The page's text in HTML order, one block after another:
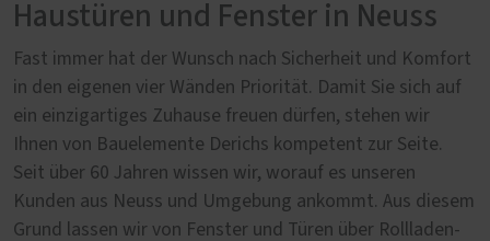
Haustüren und Fenster in Neuss
Fast immer hat der Wunsch nach Sicherheit und Komfort
in den eigenen vier Wänden Priorität. Damit Sie sich auf
ein einzigartiges Zuhause freuen dürfen, stehen wir
Ihnen von Bauelemente Derichs kompetent zur Seite.
Seit über 60 Jahren wissen wir, worauf es unseren
Kunden aus Neuss und Umgebung ankommt. Aus diesem
Grund lassen wir von Fenster und Türen über Rollladen-